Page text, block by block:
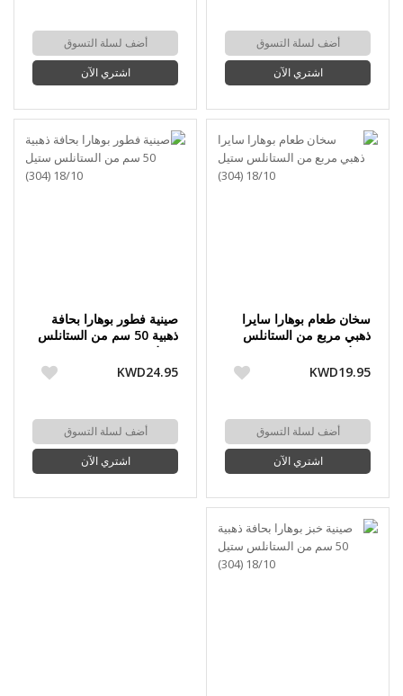
أضف لسلة التسوق
اشتري الآن
أضف لسلة التسوق
اشتري الآن
سخان طعام بوهارا سايرا
ذهبي مربع من الستانلس
ستيل 18/10 (304)
KWD19.95
أضف لسلة التسوق
اشتري الآن
صينية فطور بوهارا بحافة
ذهبية 50 سم من الستانلس
ستيل 18/10 (304)
KWD24.95
أضف لسلة التسوق
اشتري الآن